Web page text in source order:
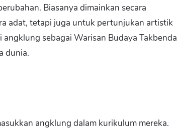
Biasanya dimainkan secara
adat, tetapi juga untuk pertunjukan artistik
sebagai Warisan Budaya Takbenda
dunia.
angklung dalam kurikulum mereka.